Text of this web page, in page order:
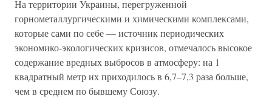
На территории Украины, перегруженной
горнометаллургическими и химическими комплексами,
которые сами по себе — источник периодических
экономико-экологических кризисов, отмечалось высокое
содержание вредных выбросов в атмосферу: на 1
квадратный метр их приходилось в 6,7–7,3 раза больше,
чем в среднем по бывшему Союзу.